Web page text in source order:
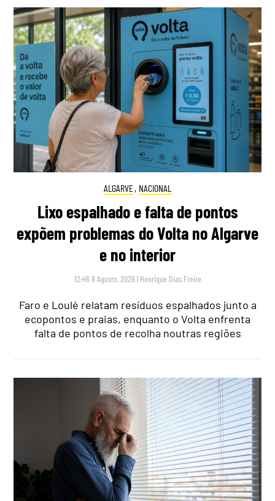
ALGARVE, NACIONAL
Lixo espalhado e falta de pontos
expõem problemas do Volta no Algarve
e no interior
12:46 8 Agosto, 2026 | Henrique Dias Freire
Faro e Loulé relatam resíduos espalhados junto a
ecopontos e praias, enquanto o Volta enfrenta
falta de pontos de recolha noutras regiões